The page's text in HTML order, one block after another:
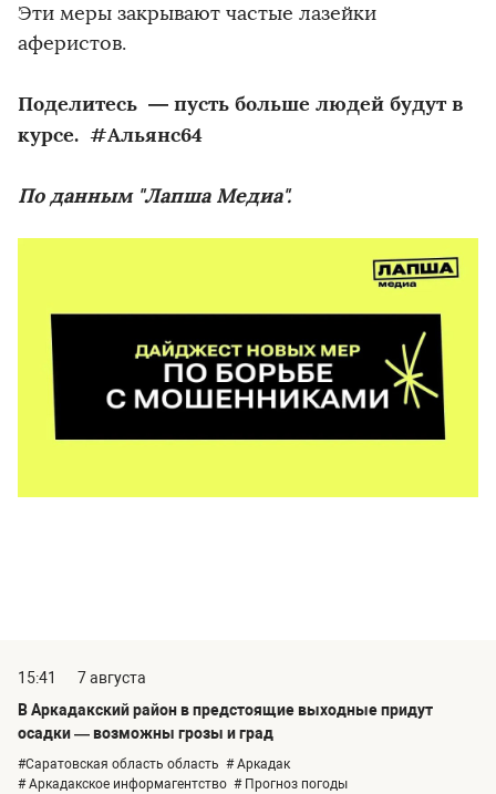
Эти меры закрывают частые лазейки
аферистов.
Поделитесь — пусть больше людей будут в
курсе. #Альянс64
По данным "Лапша Медиа".
15:41
7 августа
В Аркадакский район в предстоящие выходные придут
осадки — возможны грозы и град
#Саратовская область область # Аркадак
# Аркадакское информагентство # Прогноз погоды